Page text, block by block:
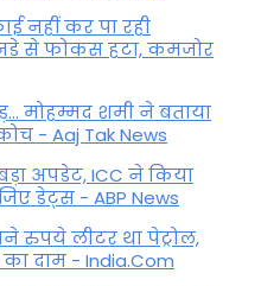
नहीं कर पा रही
से फोकस हटा, कमजोर
मोहम्मद शमी ने बताया
- Aaj Tak News
अपडेट, ICC ने किया
डेट्स - ABP News
रुपये लीटर था पेट्रोल,
दाम - India.Com